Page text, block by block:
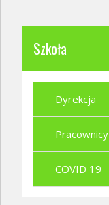
Szkoła
Dyrekcja
Pracownicy
COVID 19